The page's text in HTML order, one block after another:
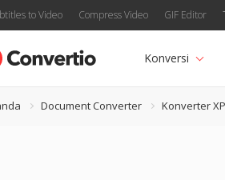
to Video Compress Video GIF Editor
Konversi
Document Converter Konverter